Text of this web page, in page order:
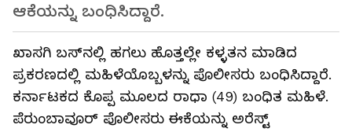
ಆಕೆಯನ್ನು ಬಂಧಿಸಿದ್ದಾರೆ.
ಖಾಸಗಿ ಬಸ್‌ನಲ್ಲಿ ಹಗಲು ಹೊತ್ತಲ್ಲೇ ಕಳ್ಳತನ ಮಾಡಿದ
ಪ್ರಕರಣದಲ್ಲಿ ಮಹಿಳೆಯೊಬ್ಬಳನ್ನು ಪೊಲೀಸರು ಬಂಧಿಸಿದ್ದಾರೆ.
ಕರ್ನಾಟಕದ ಕೊಪ್ಪ ಮೂಲದ ರಾಧಾ (49) ಬಂಧಿತ ಮಹಿಳೆ.
ಪೆರುಂಬಾವೂರ್ ಪೊಲೀಸರು ಈಕೆಯನ್ನು ಅರೆಸ್ಟ್